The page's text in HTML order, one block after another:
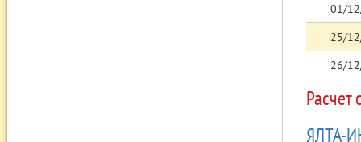
01/
25/
26/
ЯЛТА-